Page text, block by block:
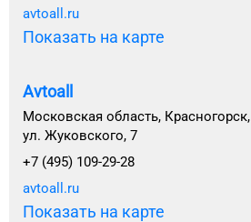
avtoall.ru
Показать на карте
Avtoall
Московская область, Красногорск,
ул. Жуковского, 7
+7 (495) 109-29-28
avtoall.ru
Показать на карте